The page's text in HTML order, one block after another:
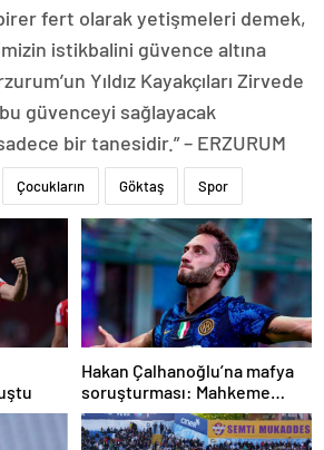
fert olarak yetişmeleri demek,
istikbalini güvence altına
Yıldız Kayakçıları Zirvede
güvenceyi sağlayacak
bir tanesidir.” – ERZURUM
Çocukların Göktaş Spor
Hakan Çalhanoğlu’na mafya
soruşturması: Mahkeme
cezasını açıkladı